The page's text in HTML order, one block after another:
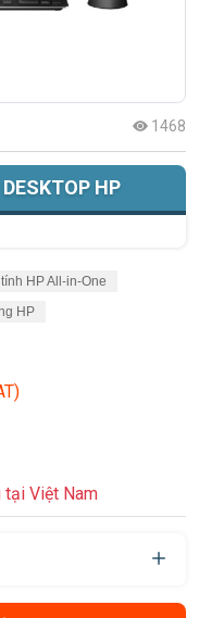
1468
HP
tính HP All-in-One
HP
tại Việt Nam